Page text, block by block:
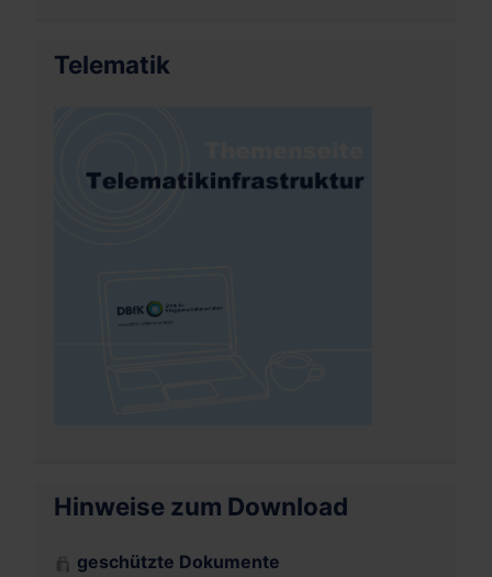
Telematik
Hinweise zum Download
geschützte Dokumente